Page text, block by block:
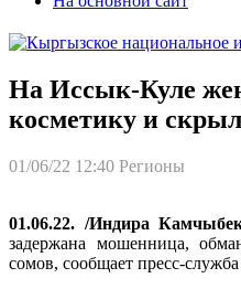
На Иссык-Куле
косметику и
01/06/22 12:40 Регионы
01.06.22. /Индира
задержана мошенница,
сомов, сообщает пресс-